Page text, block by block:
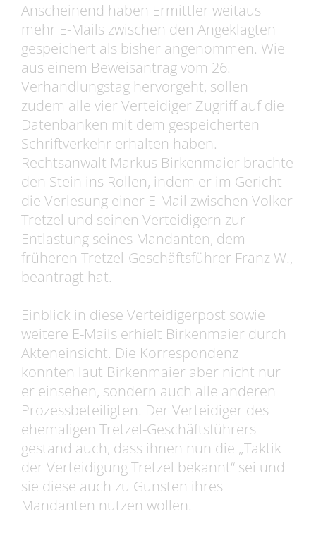
Anscheinend haben Ermittler weitaus
mehr E-Mails zwischen den Angeklagten
gespeichert als bisher angenommen. Wie
aus einem Beweisantrag vom 26.
Verhandlungstag hervorgeht, sollen
zudem alle vier Verteidiger Zugriff auf die
Datenbanken mit dem gespeicherten
Schriftverkehr erhalten haben.
Rechtsanwalt Markus Birkenmaier brachte
den Stein ins Rollen, indem er im Gericht
die Verlesung einer E-Mail zwischen Volker
Tretzel und seinen Verteidigern zur
Entlastung seines Mandanten, dem
früheren Tretzel-Geschäftsführer Franz W.,
beantragt hat.
Einblick in diese Verteidigerpost sowie
weitere E-Mails erhielt Birkenmaier durch
Akteneinsicht. Die Korrespondenz
konnten laut Birkenmaier aber nicht nur
er einsehen, sondern auch alle anderen
Prozessbeteiligten. Der Verteidiger des
ehemaligen Tretzel-Geschäftsführers
gestand auch, dass ihnen nun die „Taktik
der Verteidigung Tretzel bekannt“ sei und
sie diese auch zu Gunsten ihres
Mandanten nutzen wollen.